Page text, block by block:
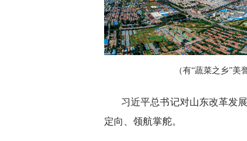
（有“蔬菜之乡”
习近平总书记对山东改革发
定向、领航掌舵。